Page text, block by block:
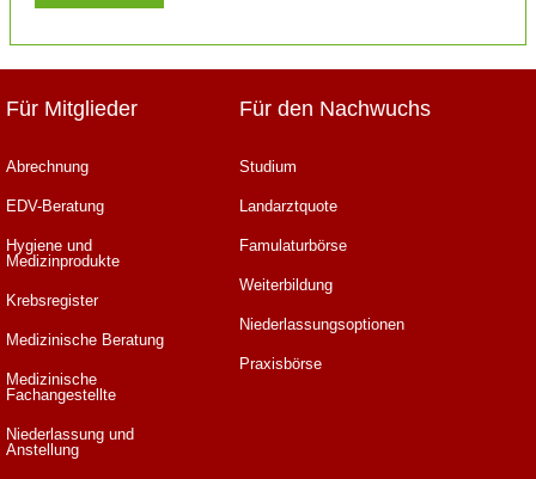
Für Mitglieder
Abrechnung
EDV-Beratung
Hygiene und
Medizinprodukte
Krebsregister
Medizinische Beratung
Medizinische
Fachangestellte
Niederlassung und
Anstellung
Für den Nachwuchs
Studium
Landarztquote
Famulaturbörse
Weiterbildung
Niederlassungsoptionen
Praxisbörse